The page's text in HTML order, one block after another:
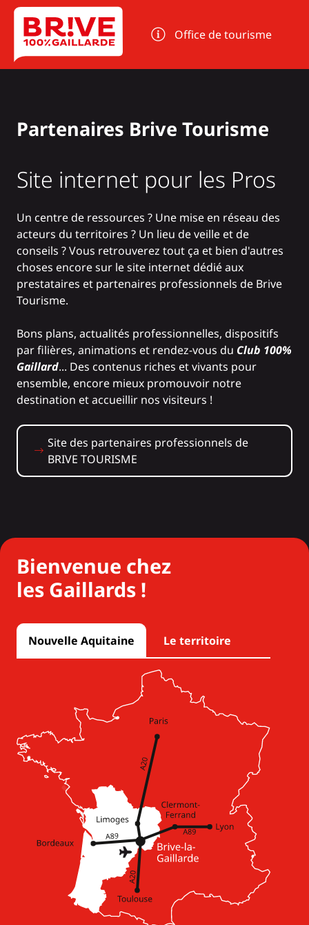
Panneau de gestion des cookies
Office de tourisme
Partenaires Brive Tourisme
Site internet pour les Pros
Un centre de ressources ? Une mise en réseau des
acteurs du territoires ? Un lieu de veille et de
conseils ? Vous retrouverez tout ça et bien d'autres
choses encore sur le site internet dédié aux
prestataires et partenaires professionnels de Brive
Tourisme.
Bons plans, actualités professionnelles, dispositifs
par filières, animations et rendez-vous du Club 100%
Gaillard... Des contenus riches et vivants pour
ensemble, encore mieux promouvoir notre
destination et accueillir nos visiteurs !
Site des partenaires professionnels de
BRIVE TOURISME
Bienvenue chez
les Gaillards !
Nouvelle Aquitaine Le territoire